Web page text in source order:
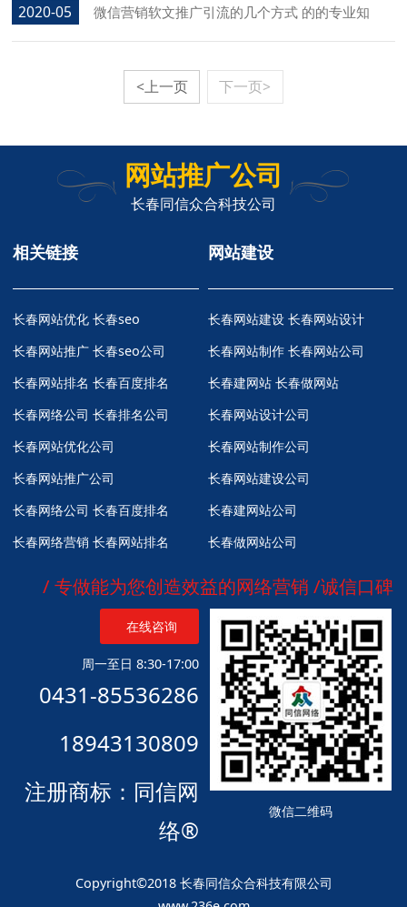
2020-05
微信营销软文推广引流的几个方式 的的专业知
识，同信长春网络公司介绍您微信营销软文推广引
<上一页 下一页>
网站推广公司
长春同信众合科技公司
相关链接
长春网站优化 长春seo
长春网站推广 长春seo公司
长春网站排名 长春百度排名
长春网络公司 长春排名公司
长春网站优化公司
长春网站推广公司
长春网络公司 长春百度排名
长春网络营销 长春网站排名
网站建设
长春网站建设 长春网站设计
长春网站制作 长春网站公司
长春建网站 长春做网站
长春网站设计公司
长春网站制作公司
长春网站建设公司
长春建网站公司
长春做网站公司
/ 专做能为您创造效益的网络营销 /诚信口碑
在线咨询
周一至日 8:30-17:00
0431-85536286
18943130809
注册商标：同信网
络®
微信二维码
Copyright©2018 长春同信众合科技有限公司